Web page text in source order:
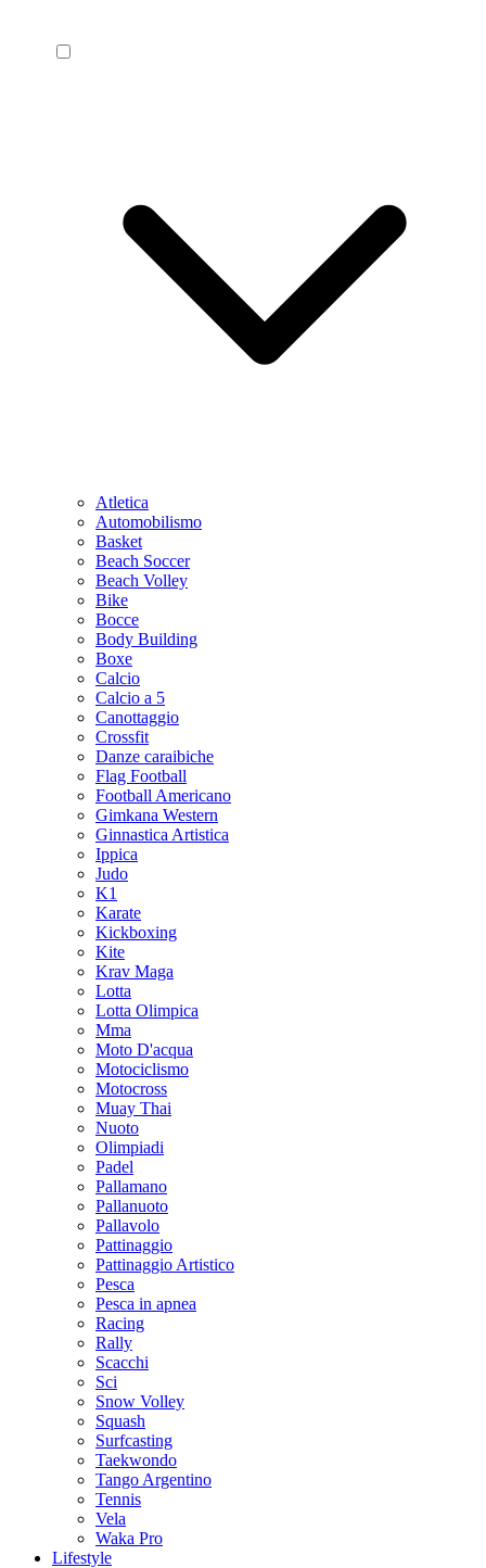
Atletica
Automobilismo
Basket
Beach Soccer
Beach Volley
Bike
Bocce
Body Building
Boxe
Calcio
Calcio a 5
Canottaggio
Crossfit
Danze caraibiche
Flag Football
Football Americano
Gimkana Western
Ginnastica Artistica
Ippica
Judo
K1
Karate
Kickboxing
Kite
Krav Maga
Lotta
Lotta Olimpica
Mma
Moto D'acqua
Motociclismo
Motocross
Muay Thai
Nuoto
Olimpiadi
Padel
Pallamano
Pallanuoto
Pallavolo
Pattinaggio
Pattinaggio Artistico
Pesca
Pesca in apnea
Racing
Rally
Scacchi
Sci
Snow Volley
Squash
Surfcasting
Taekwondo
Tango Argentino
Tennis
Vela
Waka Pro
Lifestyle